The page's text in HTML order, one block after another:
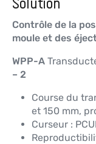
Contrôle de la
moule et des
WPP-A
– 2
Course du
et 150 mm,
Curseur :